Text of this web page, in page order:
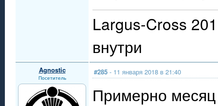
Largus-Cross
внутри
Agnostic
Посетитель
#285 - 11 января 2018 в 21:40
Примерно